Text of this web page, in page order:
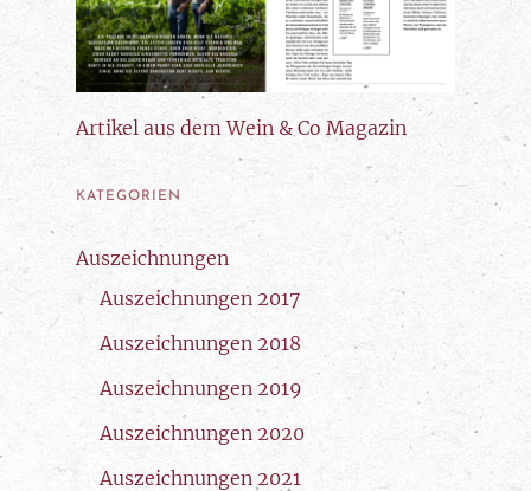
Artikel aus dem Wein & Co Magazin
KATEGORIEN
Auszeichnungen
Auszeichnungen 2017
Auszeichnungen 2018
Auszeichnungen 2019
Auszeichnungen 2020
Auszeichnungen 2021